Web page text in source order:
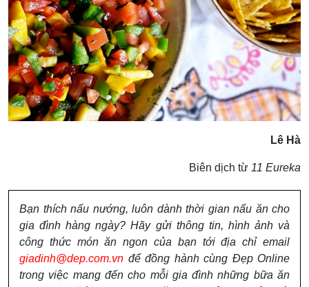
Lê Hà
Biên dịch từ 11 Eureka
Bạn thích nấu nướng, luôn dành thời gian nấu ăn cho
gia đình hàng ngày? Hãy gửi thông tin, hình ảnh và
công thức món ăn ngon của bạn tới địa chỉ email
giadinh@dep.com.vn để đồng hành cùng Đẹp Online
trong việc mang đến cho mỗi gia đình những bữa ăn